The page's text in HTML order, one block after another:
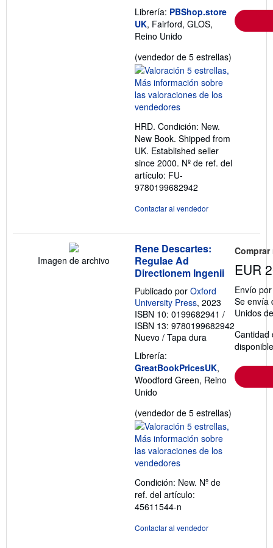
Librería: PBShop.store
UK, Fairford, GLOS,
Reino Unido
(vendedor de 5 estrellas)
HRD. Condición: New.
New Book. Shipped from
UK. Established seller
since 2000. Nº de ref. del
artículo: FU-
9780199682942
Contactar al vendedor
Imagen de archivo
Rene Descartes:
Regulae Ad
Directionem Ingenii
Publicado por Oxford
University Press, 2023
ISBN 10: 0199682941 /
ISBN 13: 9780199682942
Nuevo / Tapa dura
Librería:
GreatBookPricesUK,
Woodford Green, Reino
Unido
(vendedor de 5 estrellas)
Condición: New. Nº de
ref. del artículo:
45611544-n
Contactar al vendedor
EUR
Envío
Se envía
Unidos
Cantidad